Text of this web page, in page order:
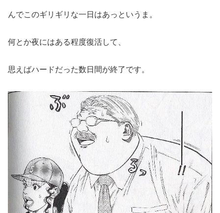
んでこのギリギリな一日はあっというま。
何とか夜にはある程度復活して、
思えばハードだった数日間が終了です。